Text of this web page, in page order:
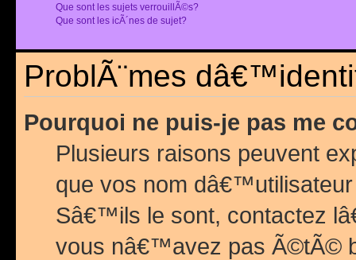
Que sont les sujets verrouillÃ©s?
Que sont les icÃ´nes de sujet?
ProblÃ¨mes
Pourquoi ne puis-je pas me
Plusieurs raisons peuvent
que vos nom
Sâ€™ils le sont, contactez
vous nâ€™avez pas Ã©tÃ©